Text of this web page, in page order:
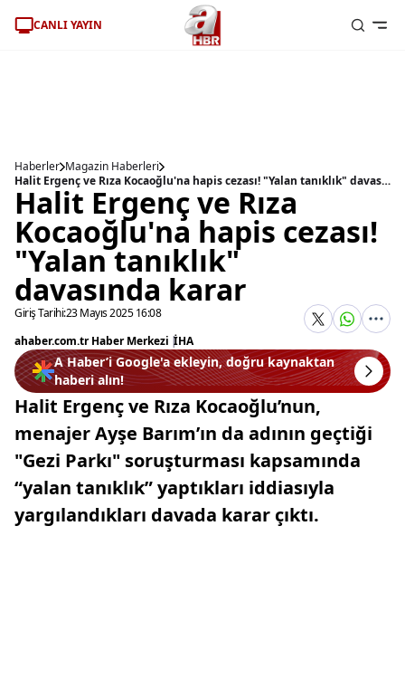
CANLI YAYIN
Haberler Magazin Haberleri
Halit Ergenç ve Rıza Kocaoğlu'na hapis cezası! "Yalan tanıklık" davasında karar
Halit Ergenç ve Rıza
Kocaoğlu'na hapis cezası!
"Yalan tanıklık"
davasında karar
Giriş Tarihi:23 Mayıs 2025 16:08
ahaber.com.tr Haber Merkezi |İHA
A Haber’i Google'a ekleyin, doğru kaynaktan
haberi alın!
Halit Ergenç ve Rıza Kocaoğlu’nun,
menajer Ayşe Barım’ın da adının geçtiği
"Gezi Parkı" soruşturması kapsamında
“yalan tanıklık” yaptıkları iddiasıyla
yargılandıkları davada karar çıktı.